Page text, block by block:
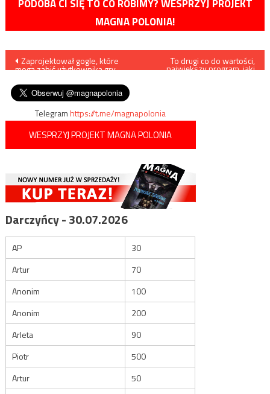
PODOBA CI SIĘ TO CO ROBIMY? WESPRZYJ PROJEKT
MAGNA POLONIA!
Nawigacja
wpisu
Zaprojektował gogle, które
mogą zabić użytkownika gry
To drugi co do wartości,
największy program, jaki
Telegramhttps://t.me/magnapolonia
WESPRZYJ PROJEKT MAGNA POLONIA
Darczyńcy - 30.07.2026
AP
30
Artur
70
Anonim
100
Anonim
200
Arleta
90
Piotr
500
Artur
50